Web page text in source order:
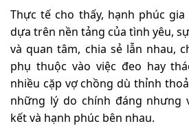
Thực tế cho thấy, hạnh phúc
dựa trên nền tảng của tình yêu,
và quan tâm, chia sẻ lẫn nhau,
phụ thuộc vào việc đeo hay
nhiều cặp vợ chồng dù thỉnh
những lý do chính đáng nhưng
kết và hạnh phúc bên nhau.